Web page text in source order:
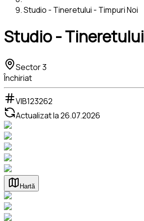
Studio - Tineretului - Timpuri Noi
Studio -
Sector 3
Închiriat
VIB123262
Actualizat la26.07.2026
Hartă